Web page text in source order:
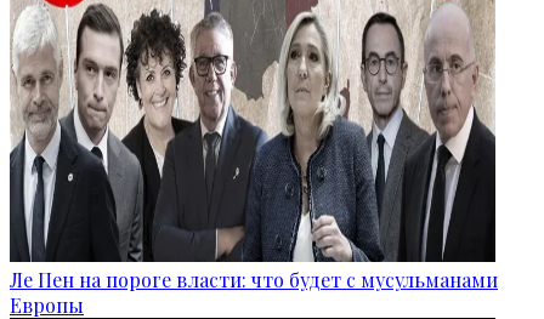
Ле Пен на пороге власти: что будет с мусульманами
Европы